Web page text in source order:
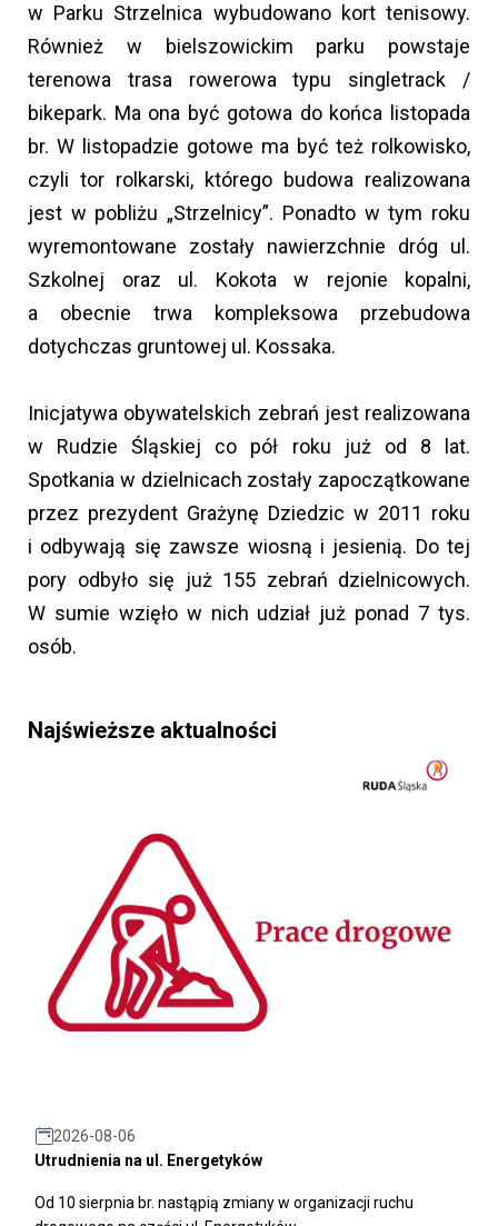
w Parku Strzelnica wybudowano kort tenisowy.
Również w bielszowickim parku powstaje
terenowa trasa rowerowa typu singletrack /
bikepark. Ma ona być gotowa do końca listopada
br. W listopadzie gotowe ma być też rolkowisko,
czyli tor rolkarski, którego budowa realizowana
jest w pobliżu „Strzelnicy”. Ponadto w tym roku
wyremontowane zostały nawierzchnie dróg ul.
Szkolnej oraz ul. Kokota w rejonie kopalni,
a obecnie trwa kompleksowa przebudowa
dotychczas gruntowej ul. Kossaka.
Inicjatywa obywatelskich zebrań jest realizowana
w Rudzie Śląskiej co pół roku już od 8 lat.
Spotkania w dzielnicach zostały zapoczątkowane
przez prezydent Grażynę Dziedzic w 2011 roku
i odbywają się zawsze wiosną i jesienią. Do tej
pory odbyło się już 155 zebrań dzielnicowych.
W sumie wzięło w nich udział już ponad 7 tys.
osób.
Najświeższe aktualności
2026-08-06
Utrudnienia na ul. Energetyków
Od 10 sierpnia br. nastąpią zmiany w organizacji ruchu